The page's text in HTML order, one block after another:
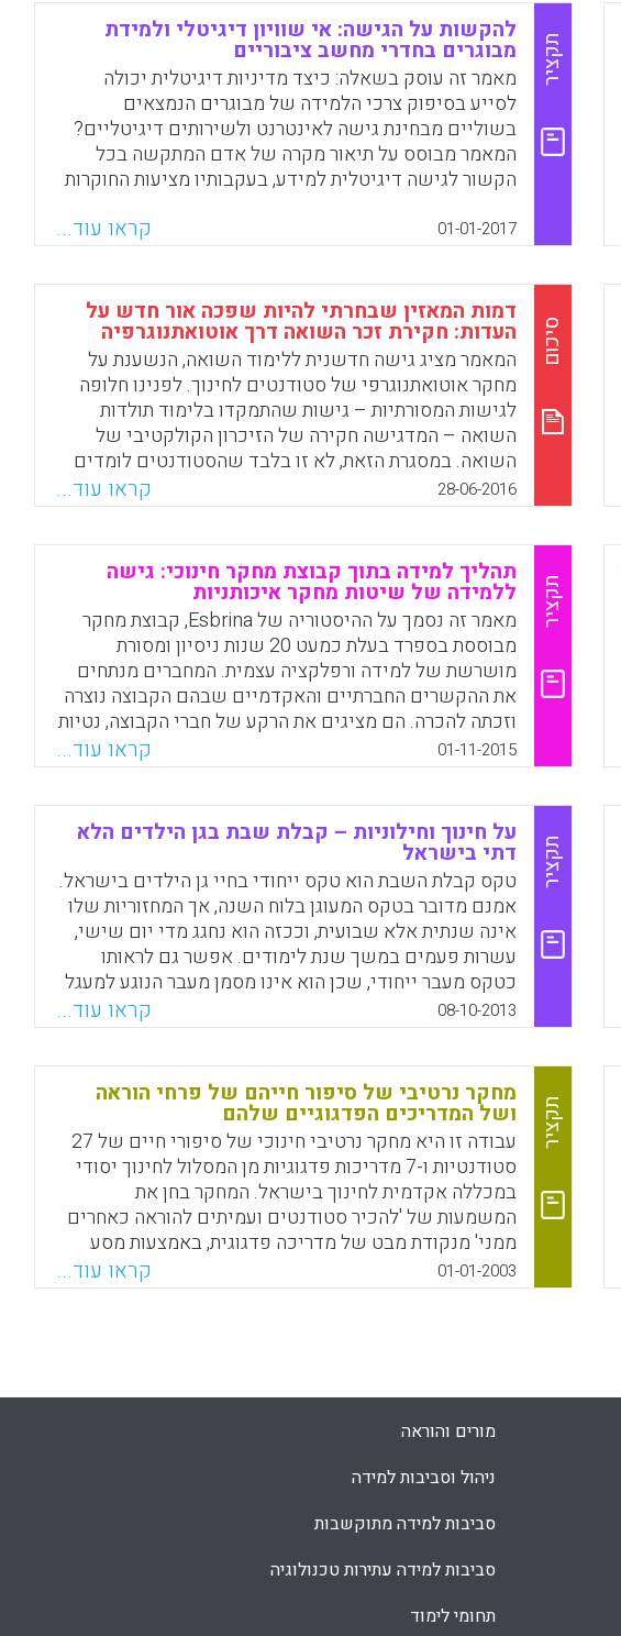
תקציר
להקשות על הגישה: אי שוויון דיגיטלי ולמידת
מבוגרים בחדרי מחשב ציבוריים
מאמר זה עוסק בשאלה: כיצד מדיניות דיגיטלית יכולה
לסייע בסיפוק צרכי הלמידה של מבוגרים הנמצאים
בשוליים מבחינת גישה לאינטרנט ולשירותים דיגיטליים?
המאמר מבוסס על תיאור מקרה של אדם המתקשה בכל
הקשור לגישה דיגיטלית למידע, בעקבותיו מציעות החוקרות
דיגיטלית. סיוע זה יכול להתבטא בהשקעה בחדרי מחשב
ציבוריים, הנחיה בלמידה דיגיטלית ואף הפחתת דמי
האינטרנט החודשיים.
WhatsApp
Facebook
Email
X
01-01-2017 קראו עוד...
סיכום
דמות המאזין שבחרתי להיות שפכה אור חדש על
העדות: חקירת זכר השואה דרך אוטואתנוגרפיה
המאמר מציג גישה חדשנית ללימוד השואה, הנשענת על
מחקר אוטואתנוגרפי של סטודנטים לחינוך. לפנינו חלופה
לגישות המסורתיות – גישות שהתמקדו בלימוד תולדות
השואה – המדגישה חקירה של הזיכרון הקולקטיבי של
השואה. במסגרת הזאת, לא זו בלבד שהסטודנטים לומדים
באמצעות פעולה, אלא שתהליך הלמידה מחייב התבוננות
פנימה וניתוח של התנסותם האישית. אלה הם תהליכי
למידה דיאלוגיים, המכירים בשונות ובריבוי נרטיבים,
שאינם מסתפקים בתפיסות ובנרטיבים הקולקטיביים
המקובלים, ולכן עשויים לערער את מעמדם ההגמוני. כפי
שמציינת המחברת, תהליך זה צפוי לפתח בקרב הסטודנטים
גישה החורגת מ"תחושת הקורבנוּת והנקמה" המעוגנות
בזיכרון הקולקטיבי של השואה בישראל. למידה המתבססת
על מחקר אישי כזה צפויה לטפח מודעות חברתית-ביקורתית
ולקדם פעולה למען שינוי חברתי (לילך ניישטט בורנשטיין).
WhatsApp
Facebook
Email
X
28-06-2016 קראו עוד...
תקציר
תהליך למידה בתוך קבוצת מחקר חינוכי: גישה
ללמידה של שיטות מחקר איכותניות
מאמר זה נסמך על ההיסטוריה של Esbrina, קבוצת מחקר
מבוססת בספרד בעלת כמעט 20 שנות ניסיון ומסורת
מושרשת של למידה ורפלקציה עצמית. המחברים מנתחים
את ההקשרים החברתיים והאקדמיים שבהם הקבוצה נוצרה
וזכתה להכרה. הם מציגים את הרקע של חברי הקבוצה, נטיות
ותפקידים, כדי לספק תובנה לגבי המתחים שהתעוררו
בהחלטה על נושאי מחקר, גישות מתודולוגיות ושיטות מחקר.
המחברים מתמקדים בשני פרויקטים ספציפיים וחוקרים
תהליכי למידה של אלה המעורבים בהם (Hernandez-
Hernandez, Fernando; Sancho-Gil, Juana M. , 2015).
WhatsApp
Facebook
Email
X
01-11-2015 קראו עוד...
תקציר
על חינוך וחילוניות – קבלת שבת בגן הילדים הלא
דתי בישראל
טקס קבלת השבת הוא טקס ייחודי בחיי גן הילדים בישראל.
אמנם מדובר בטקס המעוגן בלוח השנה, אך המחזוריות שלו
אינה שנתית אלא שבועית, וככזה הוא נחגג מדי יום שישי,
עשרות פעמים במשך שנת לימודים. אפשר גם לראותו
כטקס מעבר ייחודי, שכן הוא אינו מסמן מעבר הנוגע למעגל
החיים של היחיד, כי אם מעבר קבוצתי בזמן מימות השבוע
"הרגילים" ליום המנוחה. על מנת להבין את האופן שבו הטקס
מתנהל וכדי לעמוד על משמעותו בחינוך הלא דתי בגיל הרך,
צפו בו מחברות המאמר בגנים שונים ובחנו כיצד הוא מעוגן
בפרקטיקות טקסיות הנשענות על עולם המסורת היהודית.
תוך כדי צפייה הן הקשיבו למסרים חינוכיים שונים
השזורים בטקסים, המתבטאים בשלושה סוגי שיח
(פסיכולוגי, אינדיבידואליסטי וקוסמו-פוליטי). ( אורית יפה,
תמר רפופורט ).
WhatsApp
Facebook
Email
X
08-10-2013 קראו עוד...
תקציר
מחקר נרטיבי של סיפור חייהם של פרחי הוראה
ושל המדריכים הפדגוגיים שלהם
עבודה זו היא מחקר נרטיבי חינוכי של סיפורי חיים של 27
סטודנטיות ו-7 מדריכות פדגוגיות מן המסלול לחינוך יסודי
במכללה אקדמית לחינוך בישראל. המחקר בחן את
המשמעות של 'להכיר סטודנטים ועמיתים להוראה כאחרים
ממני' מנקודת מבט של מדריכה פדגוגית, באמצעות מסע
נרטיבי אל תוך סיפורי החיים שלהם. מושגים וכלים מן
המחקר האוטוביוגרפי והאתנוגרפי שימשו בהשאלה
WhatsApp
Facebook
Email
X
01-01-2003 קראו עוד...
מורים והוראה
ניהול וסביבות למידה
סביבות למידה מתוקשבות
סביבות למידה עתירות טכנולוגיה
תחומי לימוד